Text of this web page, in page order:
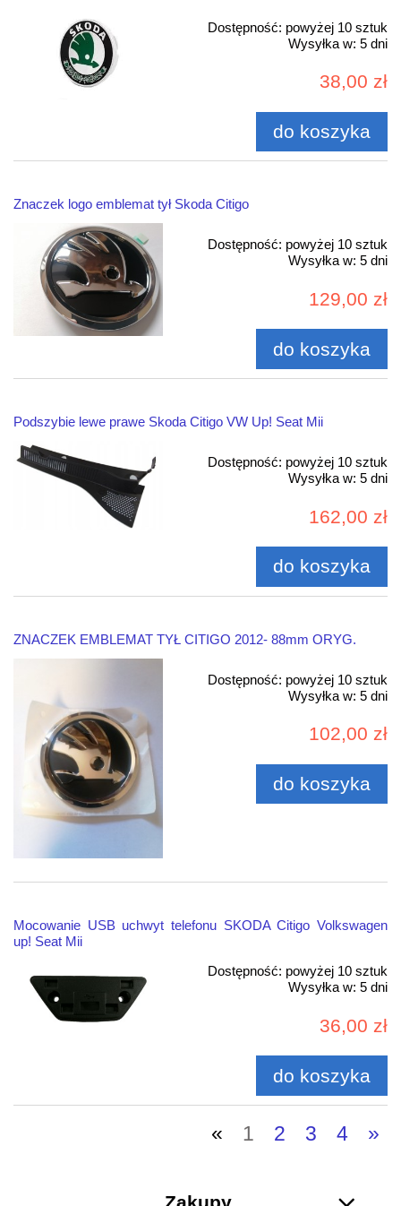
Dostępność: powyżej 10 sztuk
Wysyłka w: 5 dni
38,00 zł
do koszyka
Znaczek logo emblemat tył Skoda Citigo
Dostępność: powyżej 10 sztuk
Wysyłka w: 5 dni
129,00 zł
do koszyka
Podszybie lewe prawe Skoda Citigo VW Up! Seat Mii
Dostępność: powyżej 10 sztuk
Wysyłka w: 5 dni
162,00 zł
do koszyka
ZNACZEK EMBLEMAT TYŁ CITIGO 2012- 88mm ORYG.
Dostępność: powyżej 10 sztuk
Wysyłka w: 5 dni
102,00 zł
do koszyka
Mocowanie USB uchwyt telefonu SKODA Citigo Volkswagen
up! Seat Mii
Dostępność: powyżej 10 sztuk
Wysyłka w: 5 dni
36,00 zł
do koszyka
« 1 2 3 4 »